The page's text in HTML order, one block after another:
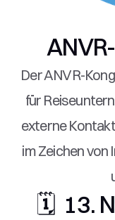
Der ANVR-
für
externe
im Zeichen
🗓  13.